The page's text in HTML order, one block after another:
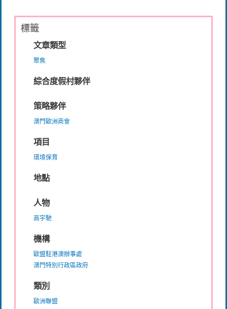
標籤
文章類型
聚焦
綜合度假村夥伴
策略夥伴
澳門歐洲商會
項目
環境保育
地點
人物
高宇馳
機構
歐盟駐港澳辦事處
澳門特別行政區政府
類別
歐洲聯盟